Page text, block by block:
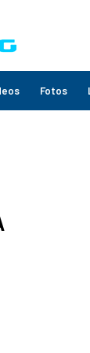
Fotos